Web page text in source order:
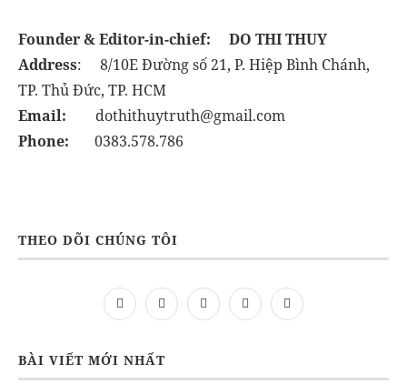
Founder & Editor-in-chief:
DO THI THUY
Address: 8/10E Đường số 21, P. Hiệp Bình Chánh,
TP. Thủ Đức, TP. HCM
Email: dothithuytruth@gmail.com
Phone: 0383.578.786
THEO DÕI CHÚNG TÔI
BÀI VIẾT MỚI NHẤT